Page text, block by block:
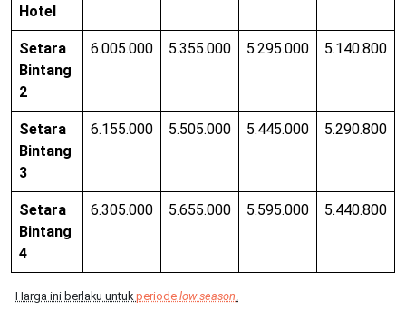
Hotel
Setara
Bintang
2
6.005.000 5.355.000 5.295.000 5.140.800
Setara
Bintang
3
6.155.000 5.505.000 5.445.000 5.290.800
Setara
Bintang
4
6.305.000 5.655.000 5.595.000 5.440.800
Harga ini berlaku untukperiode low season.